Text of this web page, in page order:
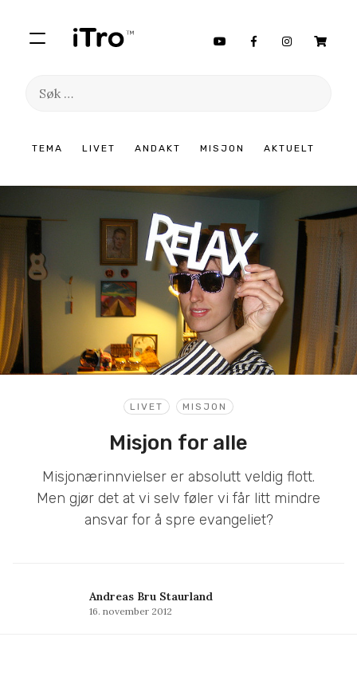
TEMA LIVET ANDAKT MISJON AKTUELT
Søk
innhold
LIVET MISJON
Misjon for alle
Misjonærinnvielser er absolutt veldig flott.
Men gjør det at vi selv føler vi får litt mindre
ansvar for å spre evangeliet?
Andreas Bru Staurland
16. november 2012